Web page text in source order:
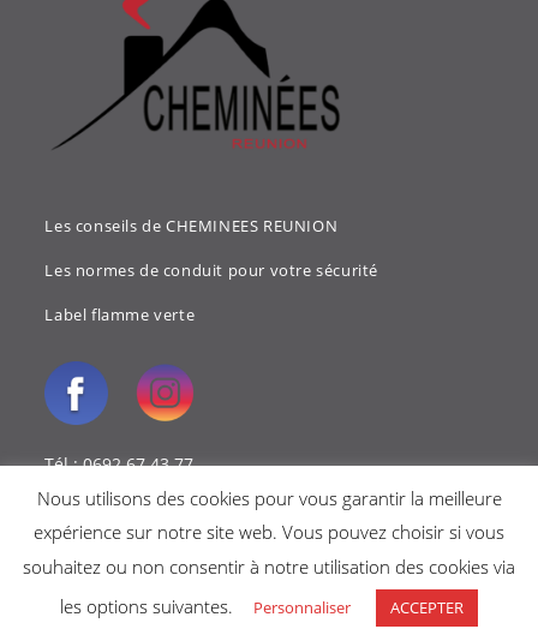
Les conseils de CHEMINEES REUNION
Les normes de conduit pour votre sécurité
Label flamme verte
Tél : 0692 67 43 77
Copyright 2018 - Cheminées reunion -Mentions légales-Politique de
Nous utilisons des cookies pour vous garantir la meilleure
expérience sur notre site web. Vous pouvez choisir si vous
souhaitez ou non consentir à notre utilisation des cookies via
les options suivantes.
Personnaliser ACCEPTER